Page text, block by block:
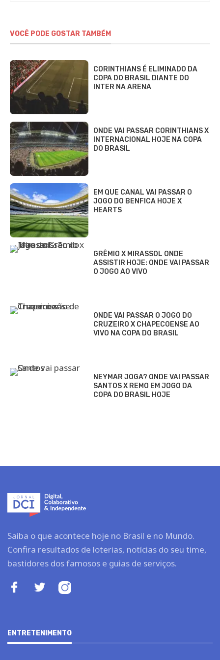
VOCÊ PODE GOSTAR TAMBÉM
CORINTHIANS É ELIMINADO DA
COPA DO BRASIL DIANTE DO
INTER NA ARENA
ONDE VAI PASSAR CORINTHIANS X
INTERNACIONAL HOJE NA COPA
DO BRASIL
EM QUE CANAL VAI PASSAR O
JOGO DO BENFICA HOJE X
HEARTS
GRÊMIO X MIRASSOL ONDE
ASSISTIR HOJE: ONDE VAI PASSAR
O JOGO AO VIVO
ONDE VAI PASSAR O JOGO DO
CRUZEIRO X CHAPECOENSE AO
VIVO NA COPA DO BRASIL
NEYMAR JOGA? ONDE VAI PASSAR
SANTOS X REMO EM JOGO DA
COPA DO BRASIL HOJE
Saiba o que acontece hoje no Brasil e no Mundo.
Confira resultados de loterias, notícias do seu time,
bastidores dos famosos e guias de serviços.
ENTRETENIMENTO